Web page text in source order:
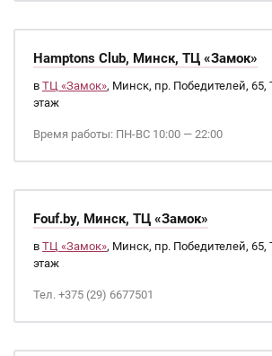
Hamptons Club, Минск, ТЦ «Замок»
в ТЦ «Замок», Минск, пр. Победителей, 65,
этаж
Время работы: ПН-ВС 10:00 — 22:00
Fouf.by, Минск, ТЦ «Замок»
в ТЦ «Замок», Минск, пр. Победителей, 65,
этаж
Тел. +375 (29) 6677501